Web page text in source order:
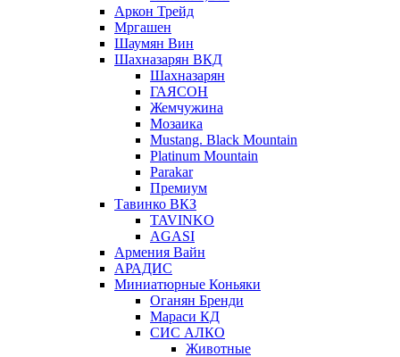
Аркон Трейд
Мргашен
Шаумян Вин
Шахназарян ВКД
Шахназарян
ГАЯСОН
Жемчужина
Мозаика
Mustang. Black Mountain
Platinum Mountain
Parakar
Премиум
Тавинко ВКЗ
TAVINKO
AGASI
Армения Вайн
АРАДИС
Миниатюрные Коньяки
Оганян Бренди
Мараси КД
СИС АЛКО
Животные